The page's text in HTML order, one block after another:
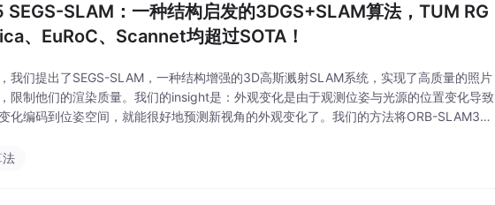
SLAM：一种结构启发的3DGS+SLAM算法，TUM RG
、EuRoC、Scannet均超过SOTA！
我们提出了SEGS-SLAM，一种结构增强的3D高斯溅射SLAM系统，实现了高质量的照片
限制他们的渲染质量。我们的insight是：外观变化是由于观测位姿与光源的位置变化导致
化编码到位姿空间，就能很好地预测新视角的外观变化了。我们的方法将ORB-SLAM3与